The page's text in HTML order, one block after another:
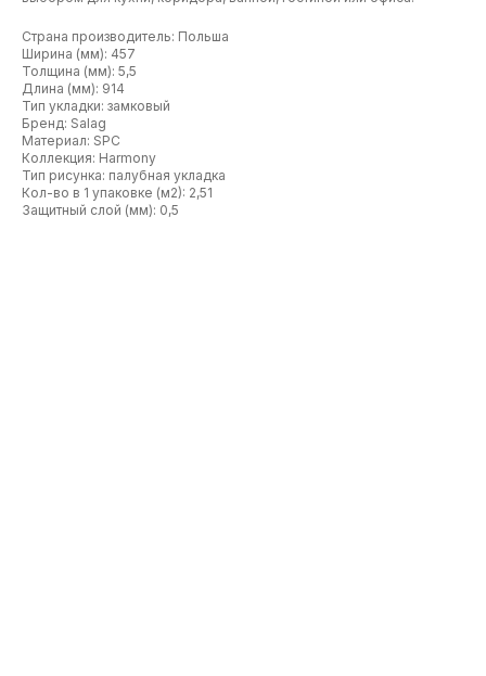
Страна производитель: Польша
Ширина (мм): 457
Толщина (мм): 5,5
Длина (мм): 914
Тип укладки: замковый
Бренд: Salag
Материал: SPC
Коллекция: Harmony
Тип рисунка: палубная укладка
Кол-во в 1 упаковке (м2): 2,51
Защитный слой (мм): 0,5